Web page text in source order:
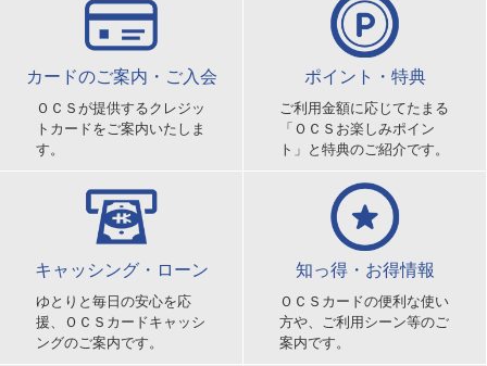
カードのご案内・ご入会
ＯＣＳが提供するクレジッ
トカードをご案内いたしま
す。
ポイント・特典
ご利用金額に応じてたまる
「ＯＣＳお楽しみポイン
ト」と特典のご紹介です。
キャッシング・ローン
ゆとりと毎日の安心を応
援、ＯＣＳカードキャッシ
ングのご案内です。
知っ得・お得情報
ＯＣＳカードの便利な使い
方や、ご利用シーン等のご
案内です。